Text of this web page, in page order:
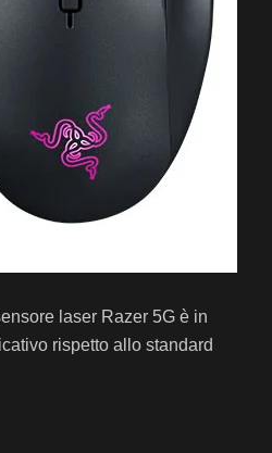
laser Razer 5G è in
rispetto allo standard